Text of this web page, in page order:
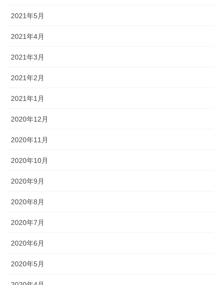
2021年5月
2021年4月
2021年3月
2021年2月
2021年1月
2020年12月
2020年11月
2020年10月
2020年9月
2020年8月
2020年7月
2020年6月
2020年5月